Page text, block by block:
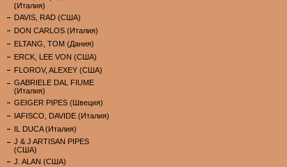
(Италия)
DAVIS, RAD (США)
DON CARLOS (Италия)
ELTANG, TOM (Дания)
ERCK, LEE VON (США)
FLOROV, ALEXEY (США)
GABRIELE DAL FIUME
(Италия)
GEIGER PIPES (Швеция)
IAFISCO, DAVIDE (Италия)
IL DUCA (Италия)
J & J ARTISAN PIPES
(США)
J. ALAN (США)